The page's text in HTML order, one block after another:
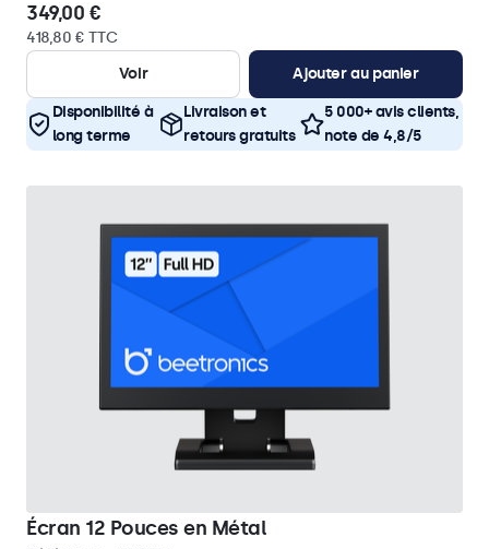
349,00 €
418,80 € TTC
Voir
Ajouter au panier
Disponibilité à
long terme
Livraison et
retours gratuits
5 000+ avis clients,
note de 4,8/5
Écran 12 Pouces en Métal